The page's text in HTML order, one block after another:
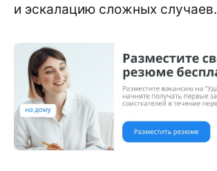
и эскалацию сложных случаев.